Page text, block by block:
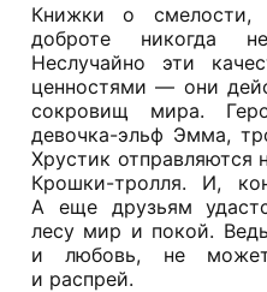
Книжки о смелости,
доброте никогда
Неслучайно эти
ценностями — они
сокровищ мира.
девочка-эльф Эмма,
Хрустик отправляются
Крошки-тролля. И,
А еще друзьям
лесу мир и покой.
и любовь, не
и распрей.